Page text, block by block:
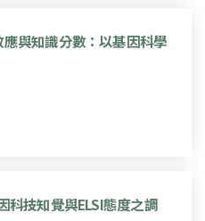
應與知識分數：以基因科學
科技知覺與ELSI態度之調